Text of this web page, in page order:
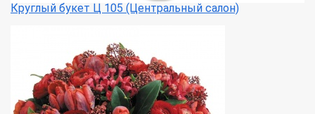
Круглый букет Ц 105 (Центральный салон)